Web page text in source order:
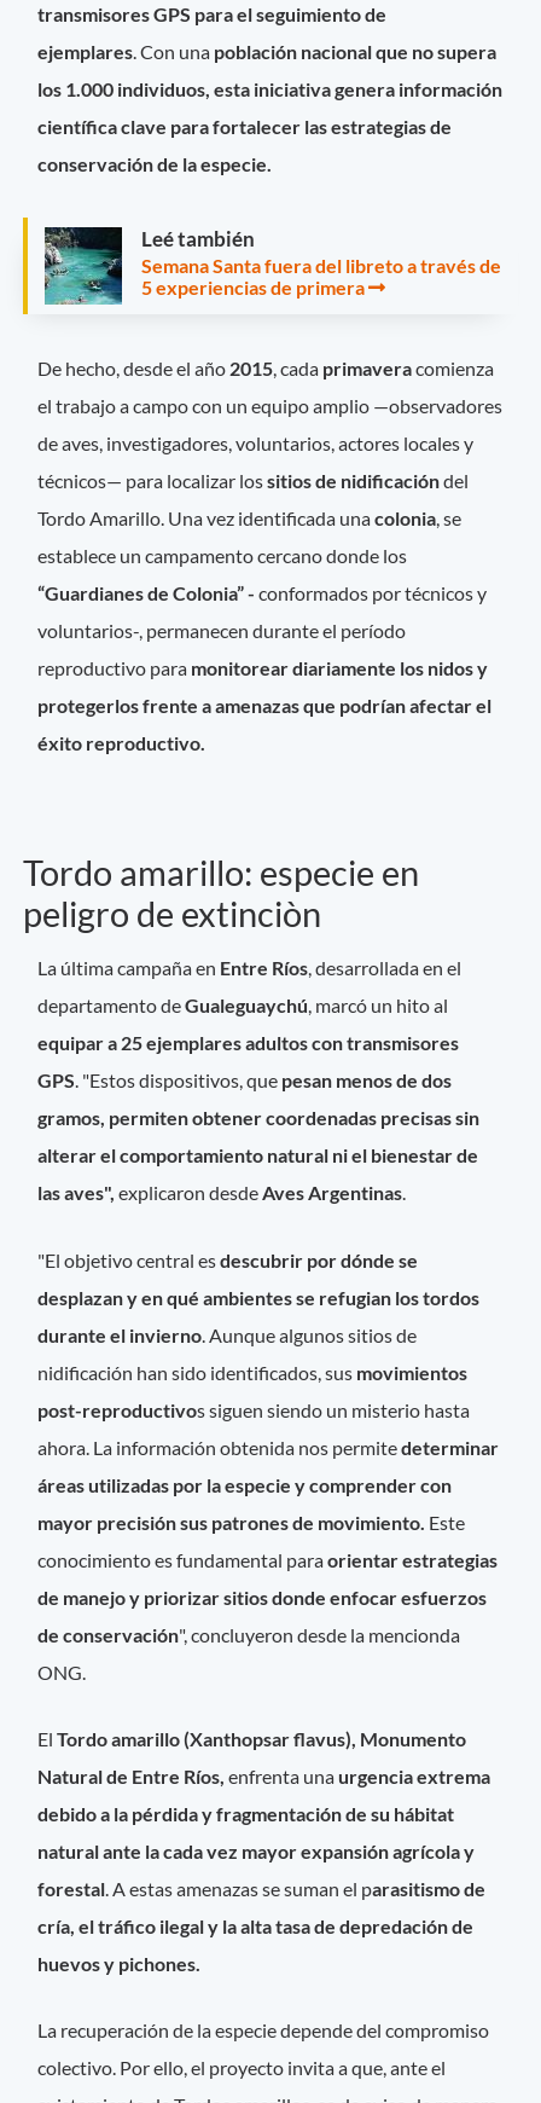
transmisores GPS para el seguimiento de
ejemplares . Con una población nacional que no supera
los 1.000 individuos, esta iniciativa genera información
científica clave para fortalecer las estrategias de
conservación de la especie.
Leé también
Semana Santa fuera del libreto a través de
5 experiencias de primera
De hecho, desde el año 2015, cada primaveracomienza
el trabajo a campo con un equipo amplio —observadores
de aves, investigadores, voluntarios, actores locales y
técnicos— para localizar lossitios de nidificacióndel
Tordo Amarillo. Una vez identificada unacolonia, se
establece un campamento cercano donde los
“Guardianes de Colonia” - conformados por técnicos y
voluntarios-, permanecen durante el período
reproductivo para monitorear diariamente los nidos y
protegerlos frente a amenazas que podrían afectar el
éxito reproductivo.
Tordo amarillo: especie en
peligro de extinciòn
La última campaña en Entre Ríos, desarrollada en el
departamento deGualeguaychú, marcó un hito al
equipar a 25 ejemplares adultos con transmisores
GPS. "Estos dispositivos, que pesan menos de dos
gramos, permiten obtener coordenadas precisas sin
alterar el comportamiento natural ni el bienestar de
las aves", explicaron desdeAves Argentinas.
"El objetivo central esdescubrir por dónde se
desplazan y en qué ambientes se refugian los tordos
durante el invierno . Aunque algunos sitios de
nidificación han sido identificados, sus movimientos
post-reproductivos siguen siendo un misterio hasta
ahora. La información obtenida nos permitedeterminar
áreas utilizadas por la especie y comprender con
mayor precisión sus patrones de movimiento. Este
conocimiento es fundamental paraorientar estrategias
de manejo y priorizar sitios donde enfocar esfuerzos
de conservación", concluyeron desde la mencionda
ONG.
ElTordo amarillo(Xanthopsar flavus), Monumento
Natural de Entre Ríos, enfrenta una urgencia extrema
debido a la pérdida y fragmentación de su hábitat
natural ante la cada vez mayor expansión agrícola y
forestal. A estas amenazas se suman el parasitismo de
cría, el tráfico ilegal y la alta tasa de depredación de
huevos y pichones.
La recuperación de la especie depende del compromiso
colectivo. Por ello, el proyecto invita a que, ante el